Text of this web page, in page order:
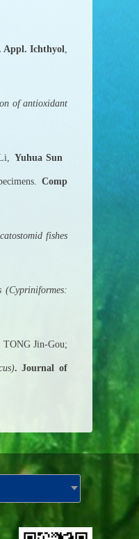
Appl. Ichthyol,
of antioxidant
Li,Yuhua Sun
Comp
fishes
(Cypriniformes:
Jin-Gou;
). Journal of